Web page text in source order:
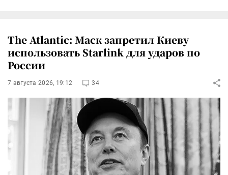
The Atlantic: Маск запретил Киеву
использовать Starlink для ударов по
России
7 августа 2026, 19:12 34